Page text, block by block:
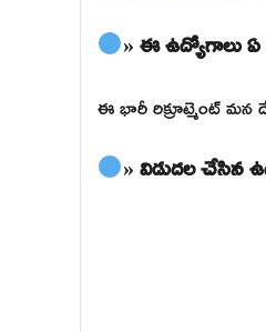
» ఈ ఉద్యోగాలు ఏ
ఈ భారీ రిక్రూట్మెంట్ మన
» విడుదల చేసిన